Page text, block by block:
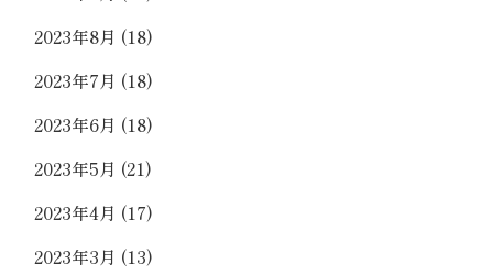
2023年8月 (18)
2023年7月 (18)
2023年6月 (18)
2023年5月 (21)
2023年4月 (17)
2023年3月 (13)